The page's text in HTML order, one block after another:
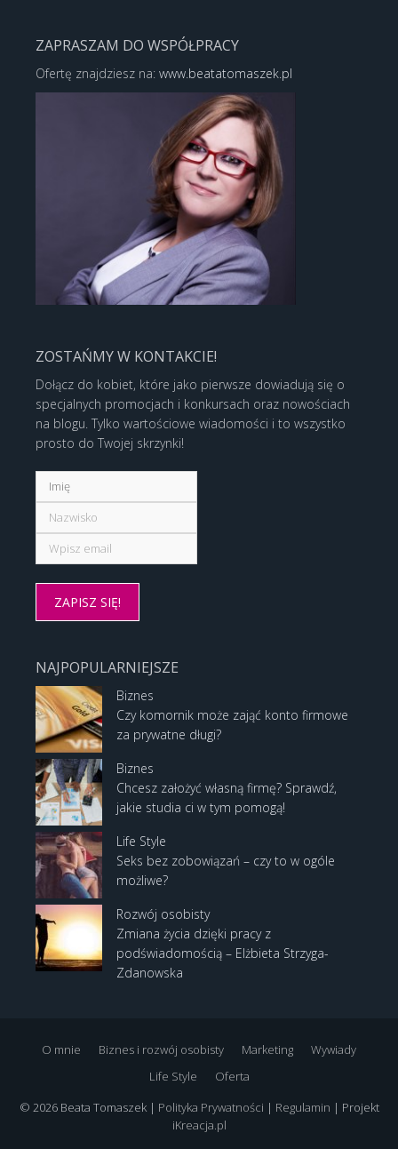
ZAPRASZAM DO WSPÓŁPRACY
Ofertę znajdziesz na: www.beatatomaszek.pl
ZOSTAŃMY W KONTAKCIE!
Dołącz do kobiet, które jako pierwsze dowiadują się o
specjalnych promocjach i konkursach oraz nowościach
na blogu. Tylko wartościowe wiadomości i to wszystko
prosto do Twojej skrzynki!
NAJPOPULARNIEJSZE
Biznes
Czy komornik może zająć konto firmowe
za prywatne długi?
Biznes
Chcesz założyć własną firmę? Sprawdź,
jakie studia ci w tym pomogą!
Life Style
Seks bez zobowiązań – czy to w ogóle
możliwe?
Rozwój osobisty
Zmiana życia dzięki pracy z
podświadomością – Elżbieta Strzyga-
Zdanowska
O mnie Biznes i rozwój osobisty Marketing
Wywiady
Life Style
Oferta
© 2026 Beata Tomaszek | Polityka Prywatności | Regulamin | Projekt
iKreacja.pl